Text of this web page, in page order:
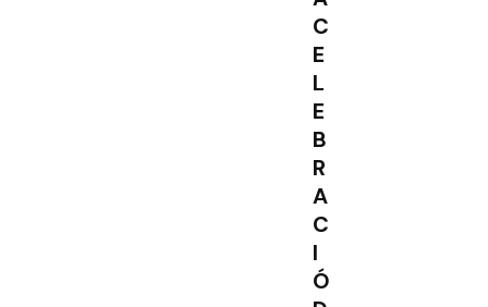
C
E
L
E
B
R
A
C
I
Ó